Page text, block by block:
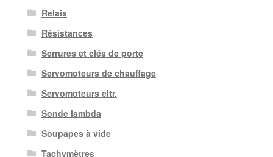
Relais
Résistances
Serrures et clés de porte
Servomoteurs de chauffage
Servomoteurs eltr.
Sonde lambda
Soupapes à vide
Tachymètres